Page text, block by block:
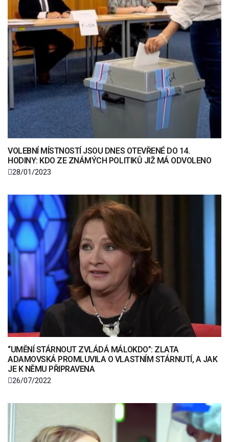
VOLEBNÍ MÍSTNOSTÍ JSOU DNES OTEVŘENÉ DO 14.
HODINY: KDO ZE ZNÁMÝCH POLITIKŮ JIŽ MÁ ODVOLENO
28/01/2023
“UMĚNÍ STÁRNOUT ZVLÁDÁ MÁLOKDO”: ZLATA
ADAMOVSKÁ PROMLUVILA O VLASTNÍM STÁRNUTÍ, A JAK
JE K NĚMU PŘIPRAVENA
26/07/2022